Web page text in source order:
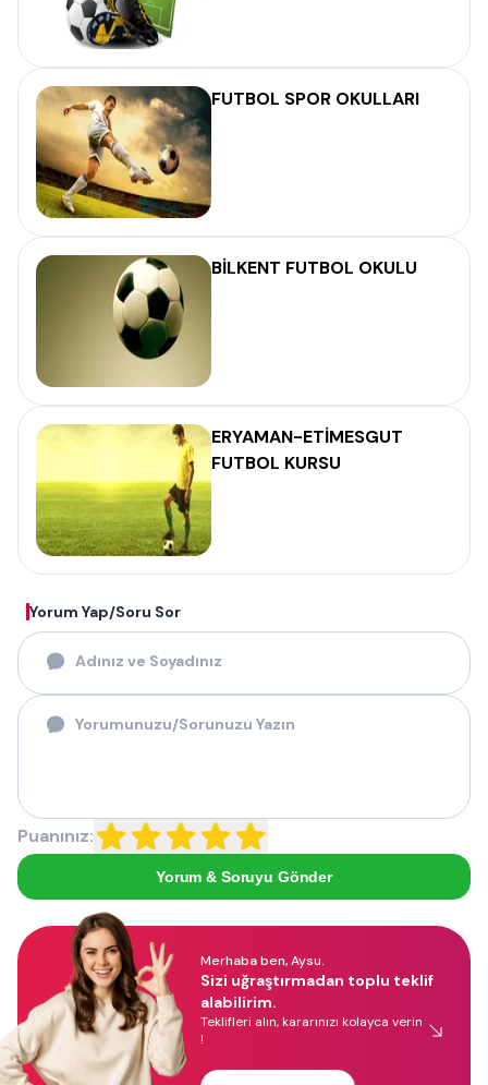
FUTBOL SPOR OKULLARI
BİLKENT FUTBOL OKULU
ERYAMAN-ETİMESGUT
FUTBOL KURSU
Yorum Yap/Soru Sor
Puanınız:
Yorum & Soruyu Gönder
Merhaba ben, Aysu.
Sizi uğraştırmadan toplu teklif
alabilirim.
Teklifleri alın, kararınızı kolayca verin
!